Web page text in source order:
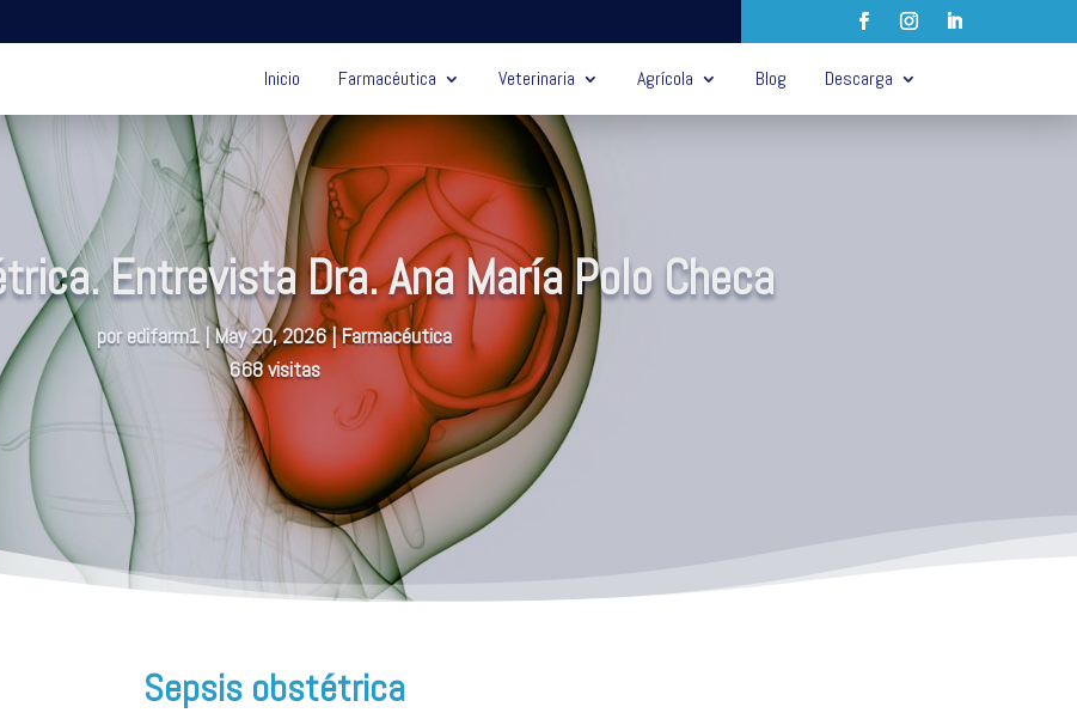
Inicio Farmacéutica Veterinaria Agrícola Blog Descarga
Entrevista Dra. Ana María Polo Checa
poredifarm1|May 20, 2026|Farmacéutica
668 visitas
Sepsis obstétrica